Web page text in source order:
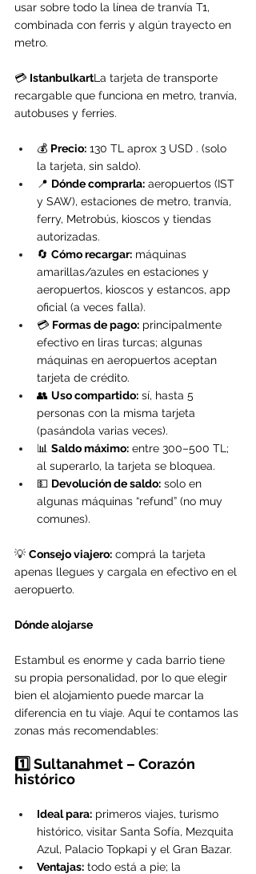
usar sobre todo la línea de tranvía T1,
combinada con ferris y algún trayecto en
metro.
💳 IstanbulkartLa tarjeta de transporte
recargable que funciona en metro, tranvía,
autobuses y ferries.
💰 Precio: 130 TL aprox 3 USD . (solo
la tarjeta, sin saldo).
📍 Dónde comprarla: aeropuertos (IST
y SAW), estaciones de metro, tranvía,
ferry, Metrobús, kioscos y tiendas
autorizadas.
🔄 Cómo recargar: máquinas
amarillas/azules en estaciones y
aeropuertos, kioscos y estancos, app
oficial (a veces falla).
💳 Formas de pago: principalmente
efectivo en liras turcas; algunas
máquinas en aeropuertos aceptan
tarjeta de crédito.
👥 Uso compartido: sí, hasta 5
personas con la misma tarjeta
(pasándola varias veces).
📊 Saldo máximo: entre 300–500 TL;
al superarlo, la tarjeta se bloquea.
💵 Devolución de saldo: solo en
algunas máquinas “refund” (no muy
comunes).
💡 Consejo viajero: comprá la tarjeta
apenas llegues y cargala en efectivo en el
aeropuerto.
Dónde alojarse
Estambul es enorme y cada barrio tiene
su propia personalidad, por lo que elegir
bien el alojamiento puede marcar la
diferencia en tu viaje. Aquí te contamos las
zonas más recomendables:
1️⃣ Sultanahmet – Corazón
histórico
Ideal para: primeros viajes, turismo
histórico, visitar Santa Sofía, Mezquita
Azul, Palacio Topkapi y el Gran Bazar.
Ventajas: todo está a pie; la